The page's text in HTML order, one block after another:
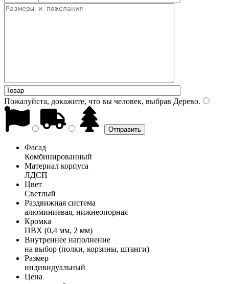
Пожалуйста, докажите, что вы человек, выбрав Дерево.
Фасад
Комбинированный
Материал корпуса
ЛДСП
Цвет
Светлый
Раздвижная система
алюминиевая, нижнеопорная
Кромка
ПВХ (0,4 мм, 2 мм)
Внутреннее наполнение
на выбор (полки, корзины, штанги)
Размер
индивидуальный
Цена